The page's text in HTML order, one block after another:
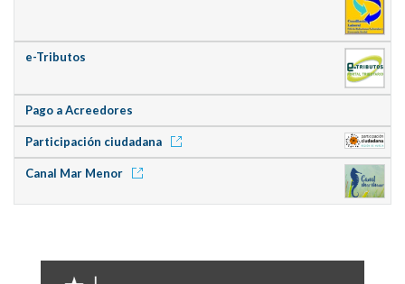
e-Tributos
Pago a Acreedores
Participación ciudadana
Canal Mar Menor